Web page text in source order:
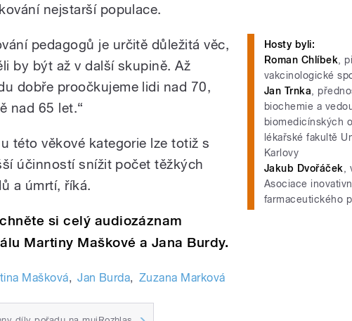
nejstarší populace.
Hosty byli:
Roman Chlíbek ,
vakcinologické
Jan Trnka ,
biochemie a
biomedicínských
lékařské fakultě
Karlovy
Jakub Dvořáček
Asociace
farmaceutického
pedagogů je určitě důležitá věc,
by být až v další skupině. Až
dobře proočkujeme lidi nad 70,
nad 65 let.“
u této věkové kategorie lze totiž s
účinností snížit počet těžkých
a úmrtí, říká.
si celý audiozáznam
Martiny Maškové a Jana Burdy.
Mašková, Jan Burda, Zuzana Marková